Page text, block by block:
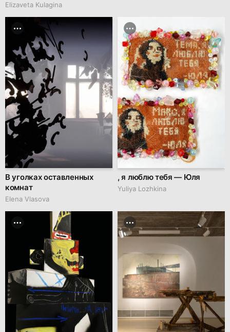
Elizaveta Kulagina
В уголках оставленных
комнат
Elena Vlasova
, я люблю тебя — Юля
Yuliya Lozhkina